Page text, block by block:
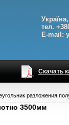
тел.
E-mail: y
Скачать
разложения
3500мм